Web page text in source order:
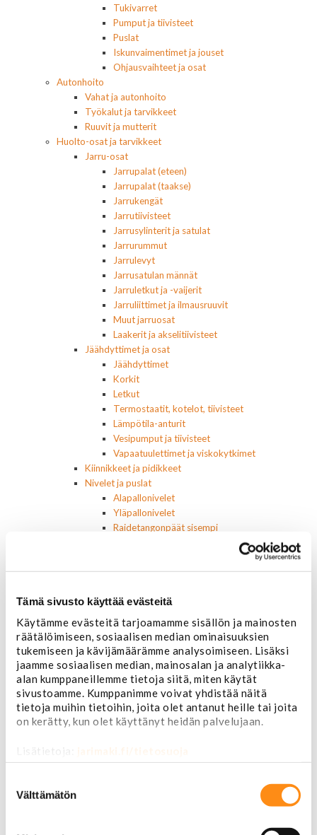
Tämä sivusto käyttää evästeitä
Käytämme evästeitä tarjoamamme sisällön ja mainosten
räätälöimiseen, sosiaalisen median ominaisuuksien
tukemiseen ja kävijämäärämme analysoimiseen. Lisäksi
jaamme sosiaalisen median, mainosalan ja analytiikka-
alan kumppaneillemme tietoja siitä, miten käytät
sivustoamme. Kumppanimme voivat yhdistää näitä
tietoja muihin tietoihin, joita olet antanut heille tai joita
on kerätty, kun olet käyttänyt heidän palvelujaan.
Lisätietoja: jarimaki.fi/tietosuoja
valinta
Välttämätön
Tukivarret
Pumput ja tiivisteet
Puslat
Iskunvaimentimet ja jouset
Ohjausvaihteet ja osat
Autonhoito
Vahat ja autonhoito
Työkalut ja tarvikkeet
Ruuvit ja mutterit
Huolto-osat ja tarvikkeet
Jarru-osat
Jarrupalat (eteen)
Jarrupalat (taakse)
Jarrukengät
Jarrutiivisteet
Jarrusylinterit ja satulat
Jarrurummut
Jarrulevyt
Jarrusatulan männät
Jarruletkut ja -vaijerit
Jarruliittimet ja ilmausruuvit
Muut jarruosat
Laakerit ja akselitiivisteet
Jäähdyttimet ja osat
Jäähdyttimet
Korkit
Letkut
Termostaatit, kotelot, tiivisteet
Lämpötila-anturit
Vesipumput ja tiivisteet
Vapaatuulettimet ja viskokytkimet
Kiinnikkeet ja pidikkeet
Nivelet ja puslat
Alapallonivelet
Yläpallonivelet
Raidetangonpäät sisempi
Polttoaine- ja ilmanottolaitteet
Öljynsuodattimet
Motocraft
Harvinaiset
Muut öljynsuodattimet
Vaihteistosuodattimet
AC Delco
Muut
Polttoainesuodattimet
Motorcraft
Mopar